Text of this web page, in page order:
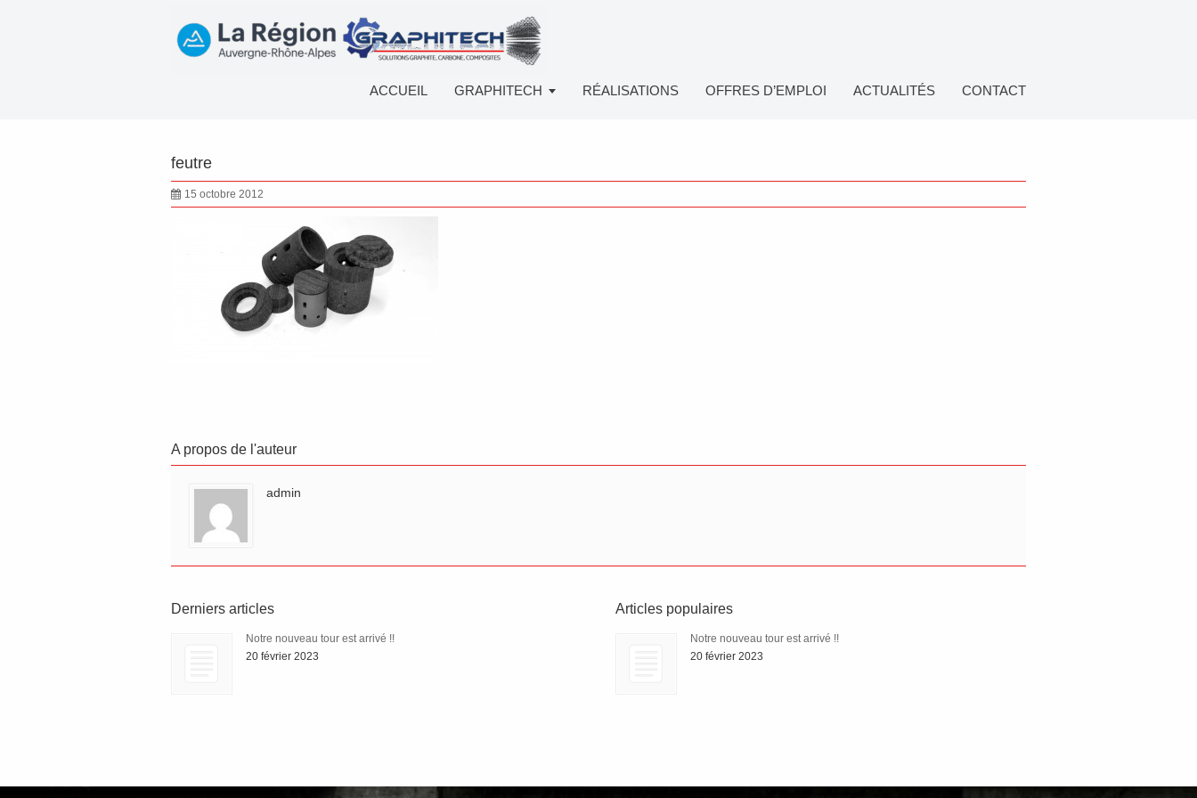
ACCUEIL GRAPHITECH RÉALISATIONS OFFRES D’EMPLOI ACTUALITÉS CONTACT
feutre
15 octobre 2012
A propos de l'auteur
admin
Derniers articles
Notre nouveau tour est arrivé !!
20 février 2023
Articles populaires
Notre nouveau tour est arrivé !!
20 février 2023